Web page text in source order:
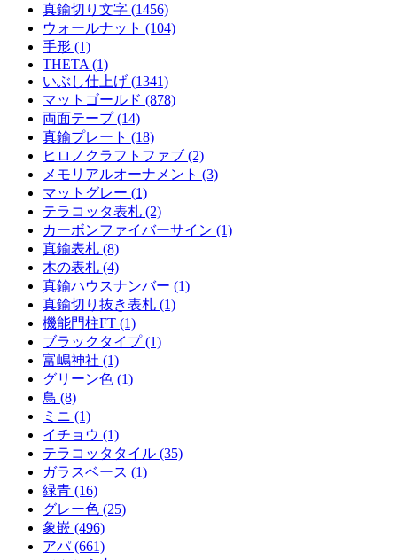
真鍮切り文字 (1456)
ウォールナット (104)
手形 (1)
THETA (1)
いぶし仕上げ (1341)
マットゴールド (878)
両面テープ (14)
真鍮プレート (18)
ヒロノクラフトファブ (2)
メモリアルオーナメント (3)
マットグレー (1)
テラコッタ表札 (2)
カーボンファイバーサイン (1)
真鍮表札 (8)
木の表札 (4)
真鍮ハウスナンバー (1)
真鍮切り抜き表札 (1)
機能門柱FT (1)
ブラックタイプ (1)
富嶋神社 (1)
グリーン色 (1)
鳥 (8)
ミニ (1)
イチョウ (1)
テラコッタタイル (35)
ガラスベース (1)
緑青 (16)
グレー色 (25)
象嵌 (496)
アパ (661)